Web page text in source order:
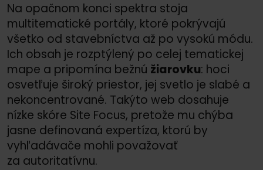
Na opačnom konci spektra stoja
multitematické portály, ktoré pokrývajú
všetko od stavebníctva až po vysokú módu.
Ich obsah je rozptýlený po celej tematickej
mape a pripomína bežnú žiarovku: hoci
osvetľuje široký priestor, jej svetlo je slabé a
nekoncentrované. Takýto web dosahuje
nízke skóre Site Focus, pretože mu chýba
jasne definovaná expertíza, ktorú by
vyhľadávače mohli považovať
za autoritatívnu.